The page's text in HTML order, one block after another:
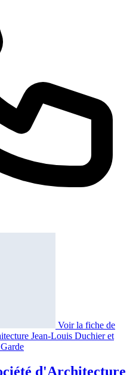
Voir la fiche de
Jean-Louis Duchier et
d'Architecture